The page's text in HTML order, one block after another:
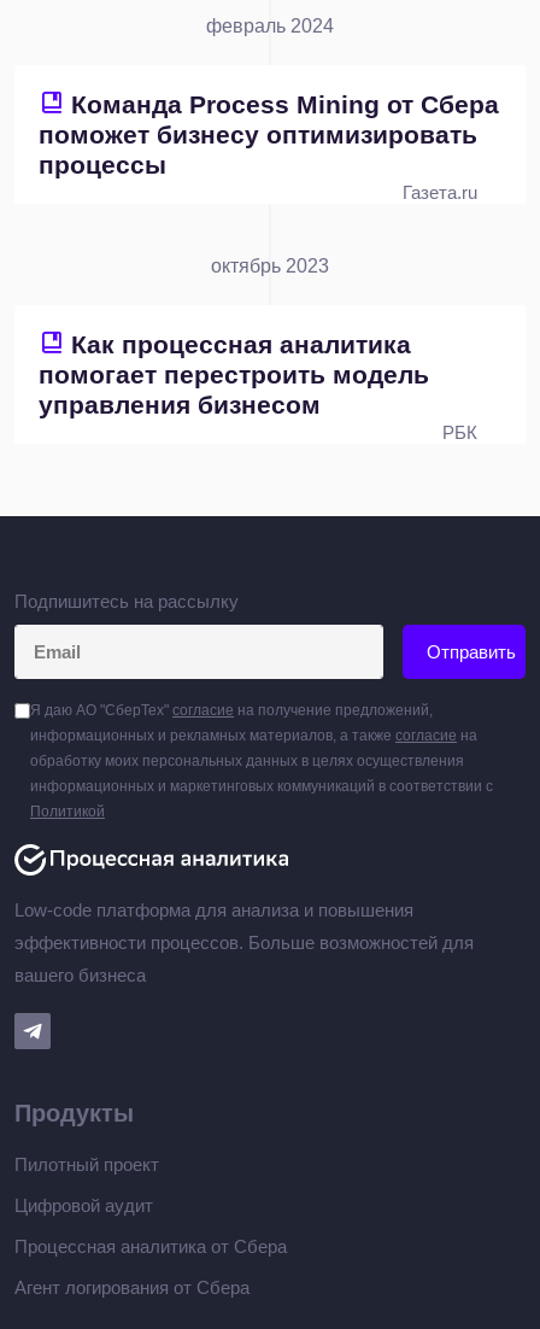
февраль 2024
Команда Process Mining от Сбера
поможет бизнесу оптимизировать
процессы
Газета.ru
октябрь 2023
Как процессная аналитика
помогает перестроить модель
управления бизнесом
РБК
Подпишитесь на рассылку
Отправить
Я даю АО "СберТех" согласие на получение предложений,
информационных и рекламных материалов, а также согласие на
обработку моих персональных данных в целях осуществления
информационных и маркетинговых коммуникаций в соответствии с
Политикой
Low-code платформа для анализа и повышения
эффективности процессов. Больше возможностей для
вашего бизнеса
Продукты
Пилотный проект
Цифровой аудит
Процессная аналитика от Сбера
Агент логирования от Сбера